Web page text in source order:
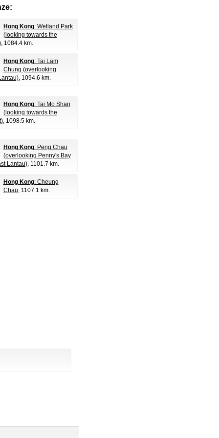
Hong Kong: Wetland Park
(looking towards the
, 1084.4 km.
Hong Kong: Tai Lam
Chung (overlooking
, 1094.6 km.
Hong Kong: Tai Mo Shan
(looking towards the
, 1098.5 km.
Hong Kong: Peng Chau
(overlooking Penny's Bay
Lantau), 1101.7 km.
Hong Kong: Cheung
Chau, 1107.1 km.